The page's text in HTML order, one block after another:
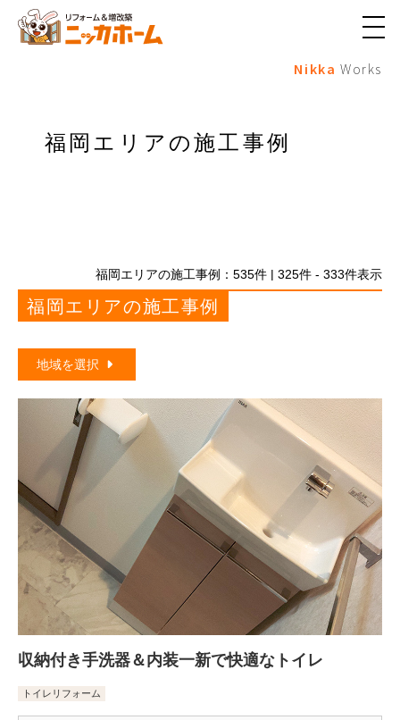
メ
ュ
Nikka Works
福岡エリアの施工事例
福岡エリアの施工事例： 535件 | 325件 - 333件表示
福岡エリアの施工事例
地域を選択
収納付き手洗器＆内装一新で快適なトイレ
トイレリフォーム